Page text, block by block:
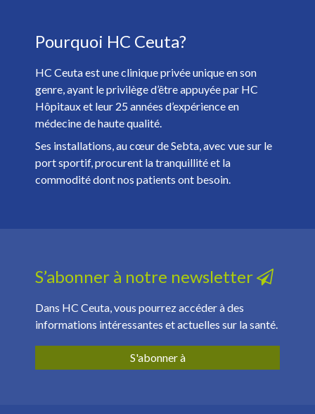
Confidentialité. *
Pourquoi HC Ceuta?
HC Ceuta est une clinique privée unique en son
genre, ayant le privilège d’être appuyée par HC
Hôpitaux et leur 25 années d’expérience en
médecine de haute qualité.
Ses installations, au cœur de Sebta, avec vue sur le
port sportif, procurent la tranquillité et la
commodité dont nos patients ont besoin.
S’abonner à notre newsletter
Dans HC Ceuta, vous pourrez accéder à des
informations intéressantes et actuelles sur la santé.
S'abonner à